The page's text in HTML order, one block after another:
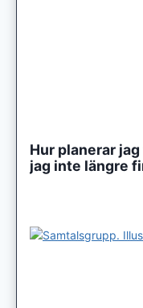
Hur planerar
jag inte längre